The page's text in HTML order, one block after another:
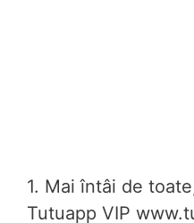
1. Mai întâi de
Tutuapp VIP